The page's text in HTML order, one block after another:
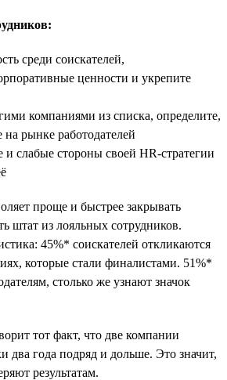
среди соискателей,
ценности и укрепите
компаниями из списка, определите,
на рынке работодателей
и слабые стороны своей HR-стратегии
проще и быстрее закрывать
штат из лояльных сотрудников.
45%* соискателей откликаются
которые стали финалистами. 51%*
столько же узнают значок
тот факт, что две компании
два года подряд и дольше. Это значит,
результатам.